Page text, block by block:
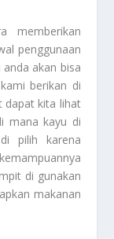
memberikan
penggunaan
akan bisa
berikan di
dapat kita lihat
mana kayu di
pilih karena
di gunakan
makanan